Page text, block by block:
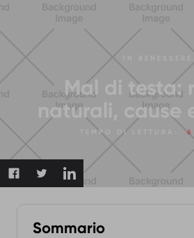
Mal di testa:
naturali, cause
TEMPO DI LETTURA: 6
Sommario